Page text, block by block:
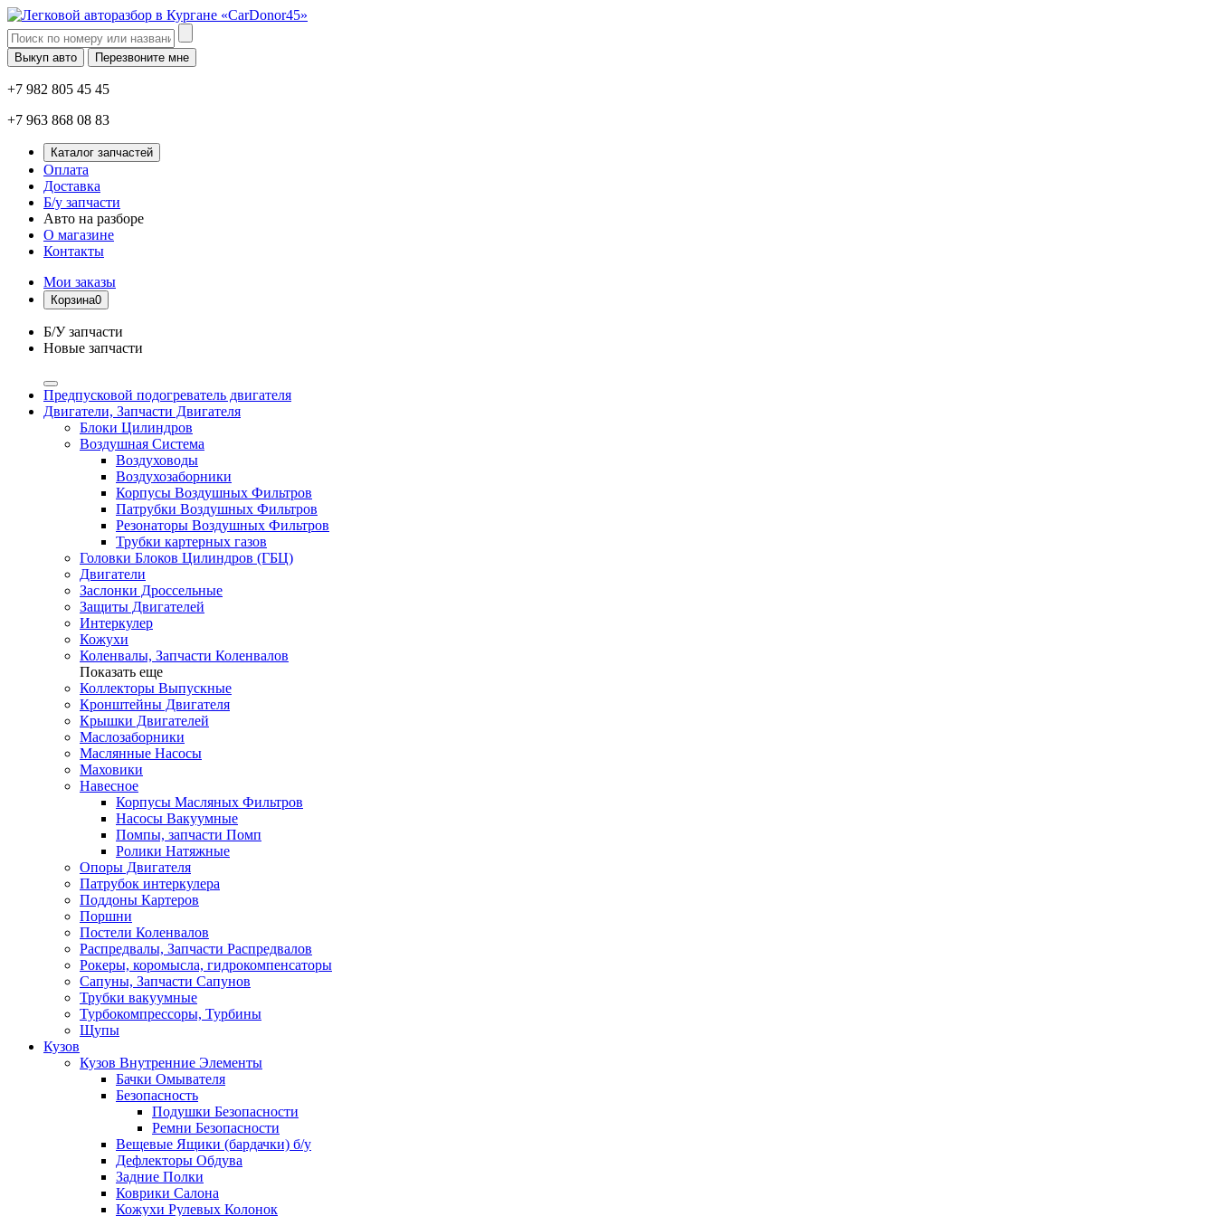
Выкуп авто Перезвоните мне
+7 982 805 45 45
+7 963 868 08 83
Каталог запчастей
Оплата
Доставка
Б/у запчасти
Авто на разборе
О магазине
Контакты
Мои заказы
Корзина0
Б/У запчасти
Новые запчасти
Предпусковой подогреватель двигателя
Двигатели, Запчасти Двигателя
Блоки Цилиндров
Воздушная Система
Воздуховоды
Воздухозаборники
Корпусы Воздушных Фильтров
Патрубки Воздушных Фильтров
Резонаторы Воздушных Фильтров
Трубки картерных газов
Головки Блоков Цилиндров (ГБЦ)
Двигатели
Заслонки Дроссельные
Защиты Двигателей
Интеркулер
Кожухи
Коленвалы, Запчасти Коленвалов
Показать еще
Коллекторы Выпускные
Кронштейны Двигателя
Крышки Двигателей
Маслозаборники
Маслянные Насосы
Маховики
Навесное
Корпусы Масляных Фильтров
Насосы Вакуумные
Помпы, запчасти Помп
Ролики Натяжные
Опоры Двигателя
Патрубок интеркулера
Поддоны Картеров
Поршни
Постели Коленвалов
Распредвалы, Запчасти Распредвалов
Рокеры, коромысла, гидрокомпенсаторы
Сапуны, Запчасти Сапунов
Трубки вакуумные
Турбокомпрессоры, Турбины
Щупы
Кузов
Кузов Внутренние Элементы
Бачки Омывателя
Безопасность
Подушки Безопасности
Ремни Безопасности
Вещевые Ящики (бардачки) б/у
Дефлекторы Обдува
Задние Полки
Коврики Салона
Кожухи Рулевых Колонок